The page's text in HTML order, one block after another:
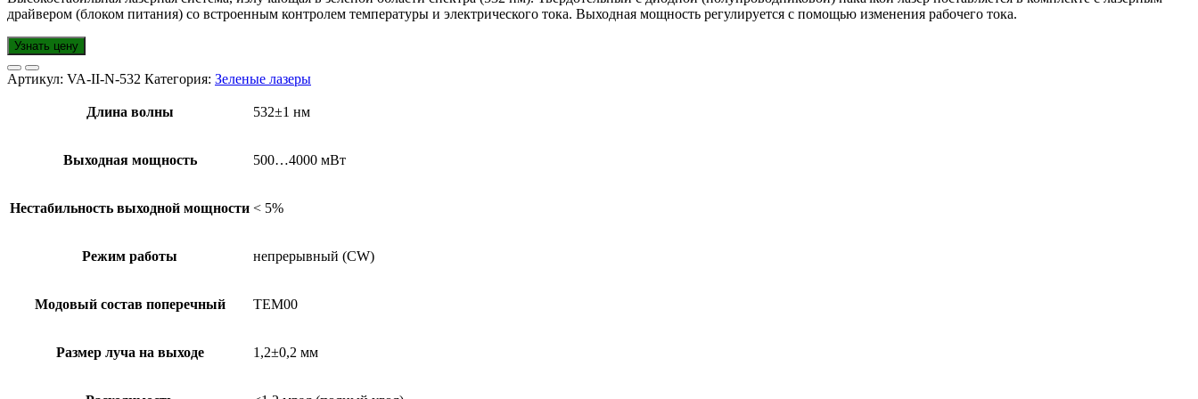
драйвером (блоком питания) со встроенным контролем температуры и электрического тока. Выходная мощность регулируется с помощью изменения рабочего тока.
Узнать цену
Артикул: VA-II-N-532 Категория: Зеленые лазеры
Длина волны 532±1 нм
Выходная мощность 500…4000 мВт
Нестабильность выходной мощности < 5%
Режим работы непрерывный (CW)
Модовый состав поперечный TEM00
Размер луча на выходе 1,2±0,2 мм